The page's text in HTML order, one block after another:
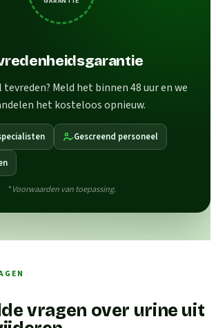
Meld het binnen 48 uur en we
het kosteloos opnieuw.
Gescreend personeel
* Voorwaarden van toepassing.
vragen over urine uit